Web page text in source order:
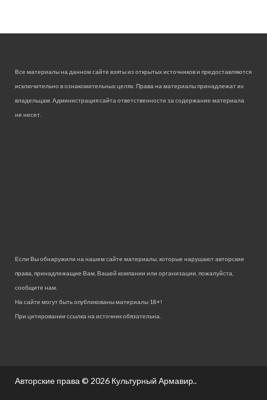
Все материалы на данном сайте взяты из открытых источников и предоставляются
исключительно в ознакомительных целях. Права на материалы принадлежат их
владельцам. Администрация сайта ответственности за содержание материала
не несет.
Если Вы обнаружили на нашем сайте материалы, которые нарушают авторские
права, принадлежащие Вам, Вашей компании или организации, пожалуйста,
сообщите нам.
На сайте могут быть опубликованы материалы 18+!
При цитировании ссылка на источник обязательна.
Авторские права © 2026 Культурный Армавир..